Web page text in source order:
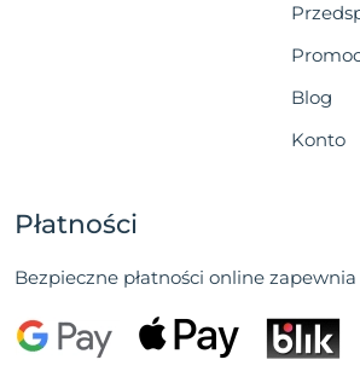
Blog
Konto
Płatności
Bezpieczne płatności online